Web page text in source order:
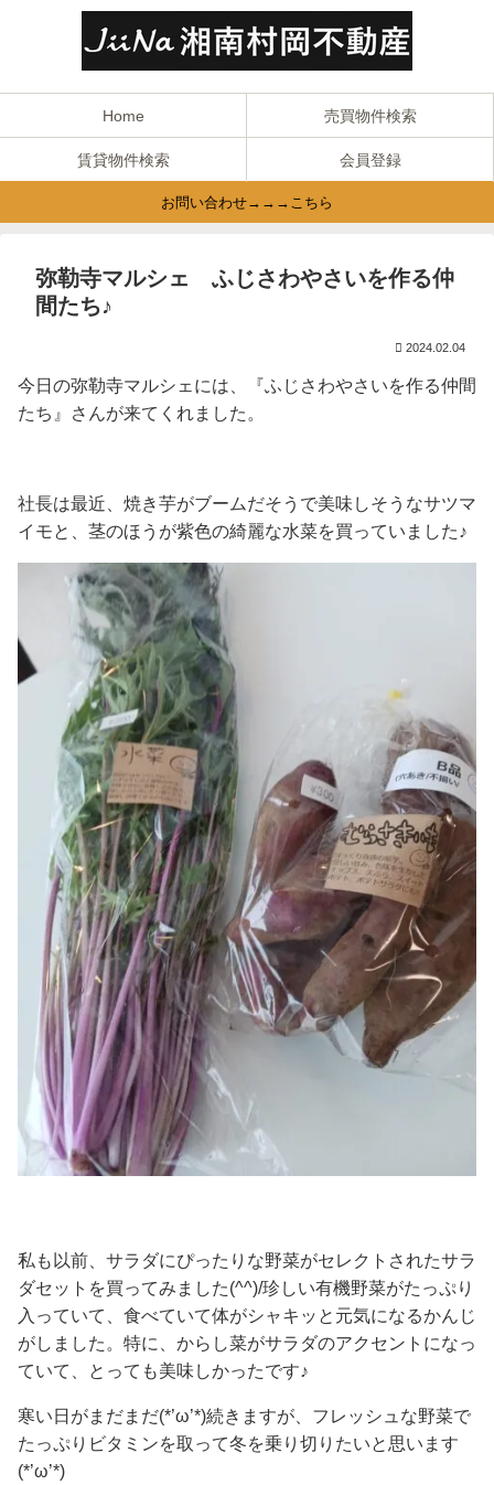
Home 売買物件検索
賃貸物件検索 会員登録
お問い合わせ→→→こちら
弥勒寺マルシェ ふじさわやさいを作る仲
間たち♪
2024.02.04
今 日の弥勒寺マルシ ェには、『ふ じさわやさいを作る仲間
たち』さんが来てくれました。
社長は最近、焼き芋がブームだそうで美味しそうなサツマ
イモと、茎のほうが紫色の綺麗な水菜を買っていました♪
私も以前、サラダにぴったりな野菜がセレクトされたサラ
ダセットを買ってみました(^^)/珍しい有機野菜がたっぷり
入っていて、食べていて体がシャキッと元気になるかんじ
がしました。特に、からし菜がサラダのアクセントになっ
ていて、とっても美味しかったです♪
寒い日がまだまだ(*’ω’*)続きますが、フレッシュな野菜で
たっぷりビタミンを取って冬を乗り切りたいと思います
(*’ω’*)